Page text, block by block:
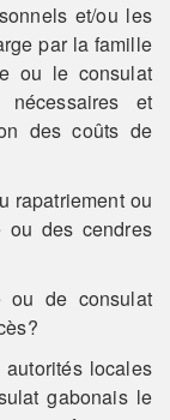
et/ou les
par la famille
ou le consulat
nécessaires et
des coûts de
rapatriement ou
ou des cendres
ou de consulat
locales
gabonais le